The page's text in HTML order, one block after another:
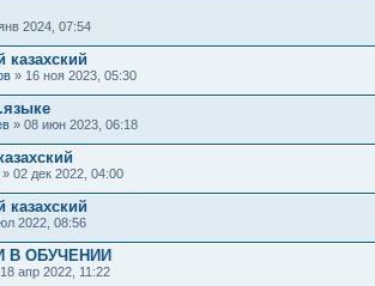
2024, 07:54
казахский
» 16 ноя 2023, 05:30
» 08 июн 2023, 06:18
» 02 дек 2022, 04:00
казахский
2022, 08:56
В ОБУЧЕНИИ
апр 2022, 11:22